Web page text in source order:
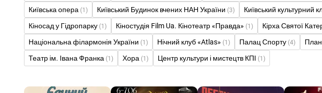
Київська опера (1) Київський Будинок вчених НАН України (3) Київський культурний
Кіносад у Гідропарку (1) Кіностудія Film Ua. Кінотеатр «Правда» (1) Кірха Святої
Національна філармонія України (1) Нічний клуб «Atlas» (1) Палац Спорту (4)
Театр ім. Івана Франка (1) Хора (1) Центр культури і мистецтв КПІ (1)